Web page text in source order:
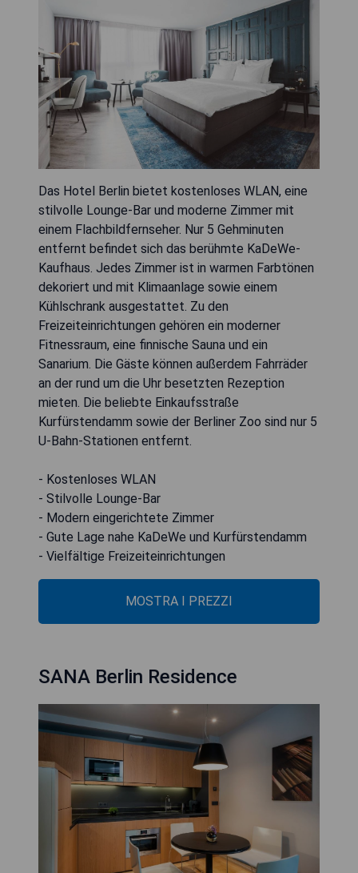
Das Hotel Berlin bietet kostenloses WLAN, eine
stilvolle Lounge-Bar und moderne Zimmer mit
einem Flachbildfernseher. Nur 5 Gehminuten
entfernt befindet sich das berühmte KaDeWe-
Kaufhaus. Jedes Zimmer ist in warmen Farbtönen
dekoriert und mit Klimaanlage sowie einem
Kühlschrank ausgestattet. Zu den
Freizeiteinrichtungen gehören ein moderner
Fitnessraum, eine finnische Sauna und ein
Sanarium. Die Gäste können außerdem Fahrräder
an der rund um die Uhr besetzten Rezeption
mieten. Die beliebte Einkaufsstraße
Kurfürstendamm sowie der Berliner Zoo sind nur 5
U-Bahn-Stationen entfernt.
- Kostenloses WLAN
- Stilvolle Lounge-Bar
- Modern eingerichtete Zimmer
- Gute Lage nahe KaDeWe und Kurfürstendamm
- Vielfältige Freizeiteinrichtungen
MOSTRA I PREZZI
SANA Berlin Residence